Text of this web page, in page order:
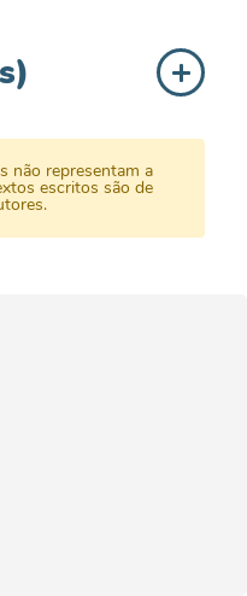
não representam a
escritos são de